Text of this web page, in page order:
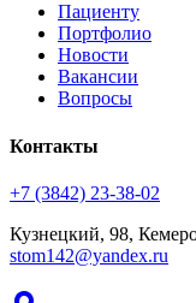
Пациенту
Портфолио
Новости
Вакансии
Вопросы
Контакты
+7 (3842) 23-38-02
Кузнецкий, 98,
stom142@yandex.ru